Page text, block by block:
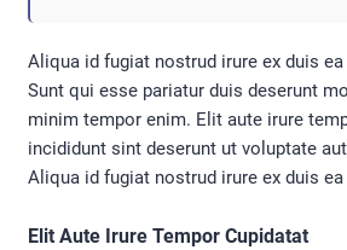
Aliqua id fugiat nostrud irure ex duis
Sunt qui esse pariatur duis deserunt
minim tempor enim. Elit aute irure
incididunt sint deserunt ut voluptate
Aliqua id fugiat nostrud irure ex duis
Elit Aute Irure Tempor Cupidatat